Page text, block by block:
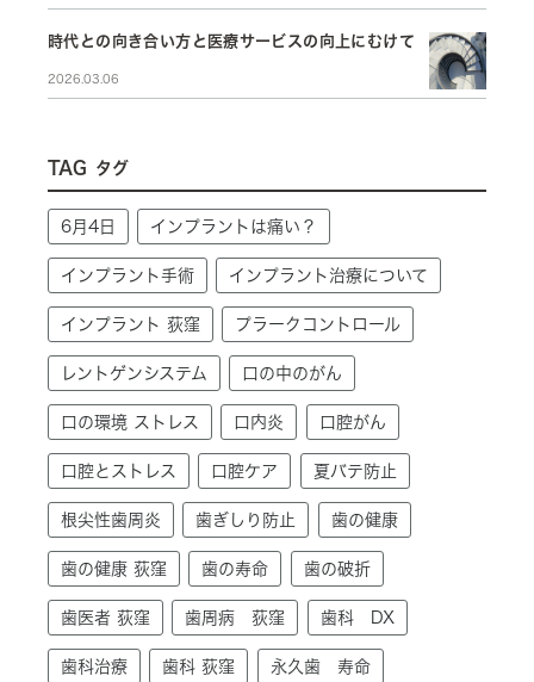
時代との向き合い方と医療サービスの向上にむけて
2026.03.06
TAG タグ
6月4日 インプラントは痛い？
インプラント手術 インプラント治療について
インプラント 荻窪 プラークコントロール
レントゲンシステム 口の中のがん
口の環境 ストレス 口内炎 口腔がん
口腔とストレス 口腔ケア 夏バテ防止
根尖性歯周炎 歯ぎしり防止 歯の健康
歯の健康 荻窪 歯の寿命 歯の破折
歯医者 荻窪 歯周病 荻窪 歯科 DX
歯科治療 歯科 荻窪 永久歯 寿命